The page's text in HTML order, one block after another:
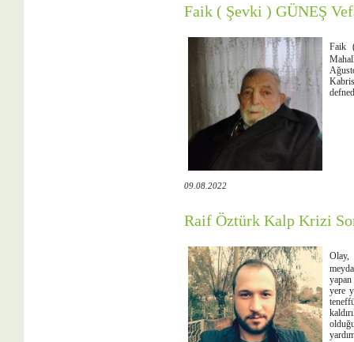
Faik ( Şevki ) GÜNEŞ
Faik
09.08.2022
Raif Öztürk Kalp Krizi
Olay,
yapan
yere